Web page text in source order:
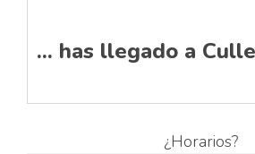
... has llegado a
¿Horarios?